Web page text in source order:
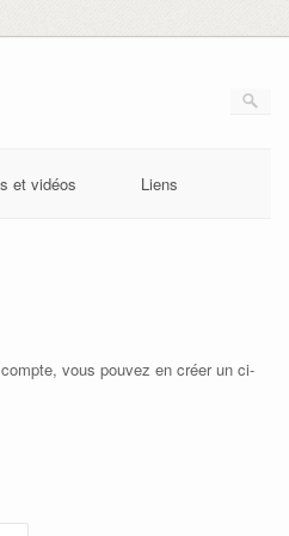
et vidéos Liens
vous pouvez en créer un ci-